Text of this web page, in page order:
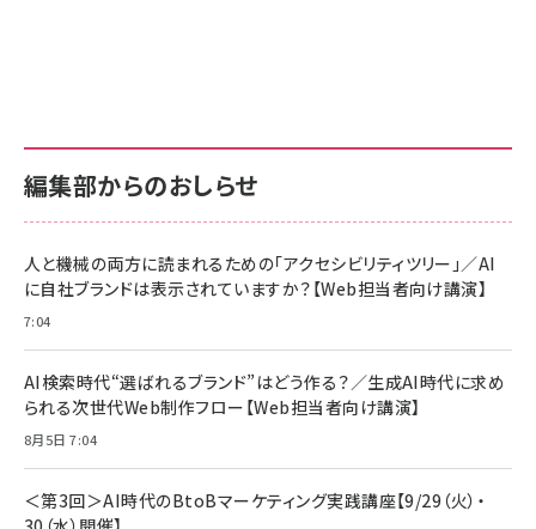
￥880
anan(アンアン)2026/06/24号 No.2500増刊
スペシャルエディション[王道エンタメの矜持／
￥1,100
年後半、あなたの恋と運命／山田涼介]
￥880
サポート正規品 メーカー保証5年 KLMEA128G
NIMASO ガラスフィルム iPhone 17 用 保護フィ
すい ガイド枠付き いPhone17 (6.3インチ) 対応
2枚セット DSP25F1698
￥1,599
【New】Amazon Fire TV Stick HD | 手軽にスト
レイヤー
￥6,980
Anker Soundcore P31i (Bluetooth 6.1) 【完
全ワイヤレスイヤホン/アクティブノイズキャンセリ
ング/マルチポイント接続 / 最大50時間再生 / PSE
サポート正規品 メーカー保証5年 KLMEA128G
Amazon eギフトカード - Amazonロゴ - クラ
￥5,000
ケーブル Anker絡まないケーブル 240W 結束バン
17 / 16 / 15 / Galaxy iPad Pro MacBook
Pro/Air 各種対応 (1.8m ミッドナイトブラック)
￥1,890
編集部からのおしらせ
人と機械の両方に読まれるための「アクセシビリティツリー」／AI
に自社ブランドは表示されていますか？【Web担当者向け講演】
7:04
AI検索時代“選ばれるブランド”はどう作る？／生成AI時代に求め
られる次世代Web制作フロー【Web担当者向け講演】
8月5日 7:04
＜第3回＞AI時代のBtoBマーケティング実践講座【9/29（火）・